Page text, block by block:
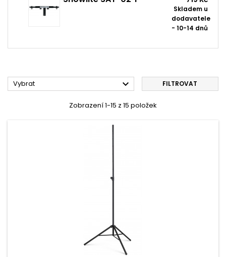
Skladem u
dodavatele
- 10-14 dnů
Vybrat  FILTROVAT
Zobrazení 1-15 z 15 položek